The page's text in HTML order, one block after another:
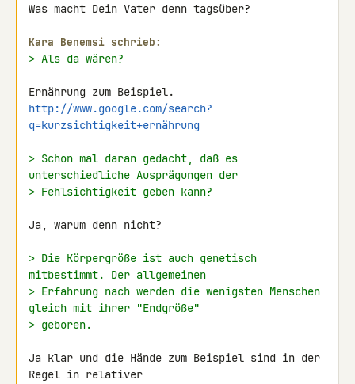
Was macht Dein Vater denn tagsüber?
Kara Benemsi schrieb:
> Als da wären?
http://www.google.com/search?
q=kurzsichtigkeit+ernährung
> Schon mal daran gedacht, daß es
unterschiedliche Ausprägungen der
> Fehlsichtigkeit geben kann?
Ja, warum denn nicht?
> Die Körpergröße ist auch genetisch
mitbestimmt. Der allgemeinen
> Erfahrung nach werden die wenigsten Menschen
gleich mit ihrer "Endgröße"
> geboren.
Ja klar und die Hände zum Beispiel sind in der
Regel in relativer